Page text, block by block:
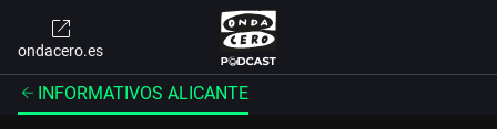
ondacero.es
INFORMATIVOS ALICANTE